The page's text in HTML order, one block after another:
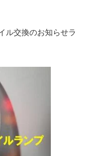
ル交換のお知らせラ